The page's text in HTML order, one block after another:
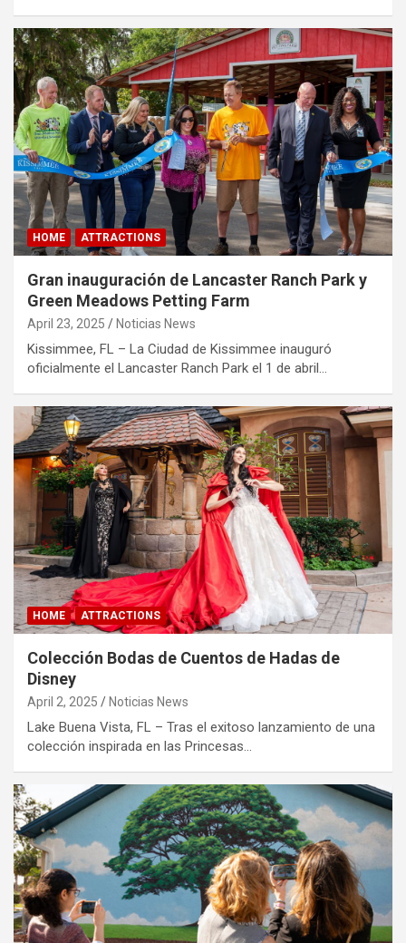
HOME ATTRACTIONS
Gran inauguración de Lancaster Ranch Park y
Green Meadows Petting Farm
April 23, 2025 Noticias News
Kissimmee, FL – La Ciudad de Kissimmee inauguró
oficialmente el Lancaster Ranch Park el 1 de abril…
HOME ATTRACTIONS
Colección Bodas de Cuentos de Hadas de
Disney
April 2, 2025 Noticias News
Lake Buena Vista, FL – Tras el exitoso lanzamiento de una
colección inspirada en las Princesas…